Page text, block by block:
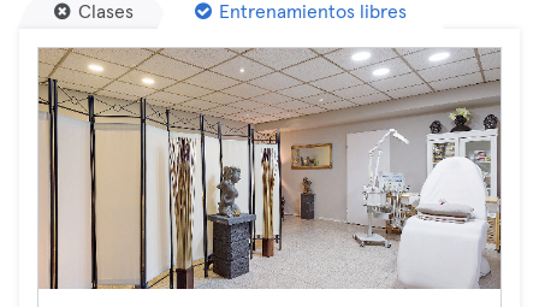
Clases Entrenamientos libres